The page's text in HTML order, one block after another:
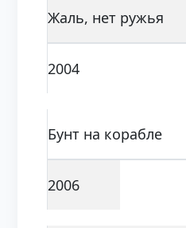
Жаль, нет ружья
2004
Бунт на корабле
2006